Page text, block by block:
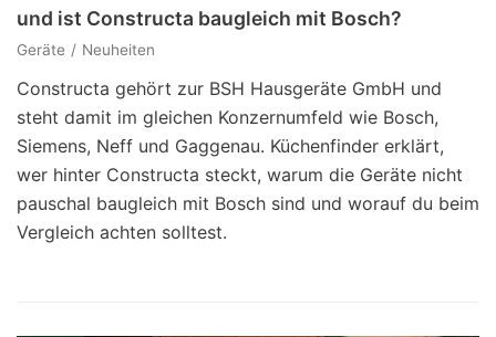
und ist Constructa baugleich mit Bosch?
Geräte Neuheiten
Constructa gehört zur BSH Hausgeräte GmbH und
steht damit im gleichen Konzernumfeld wie Bosch,
Siemens, Neff und Gaggenau. Küchenfinder erklärt,
wer hinter Constructa steckt, warum die Geräte nicht
pauschal baugleich mit Bosch sind und worauf du beim
Vergleich achten solltest.